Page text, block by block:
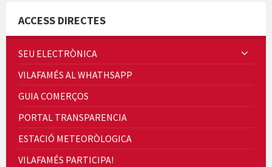
Quintà Culroja
ACCESS DIRECTES
SEU ELECTRÒNICA
VILAFAMÉS AL WHATHSAPP
GUIA COMERÇOS
PORTAL TRANSPARENCIA
ESTACIÓ METEORÒLOGICA
VILAFAMÉS PARTICIPA!